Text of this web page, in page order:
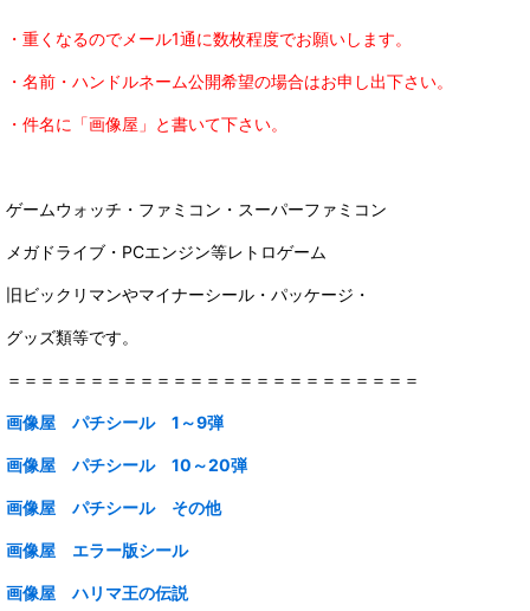
・重くなるのでメール1通に数枚程度でお願いします。
・名前・ハンドルネーム公開希望の場合はお申し出下さい。
・件名に 「画像屋」と書いて下さい。
ゲームウォッチ・ファミコン・スーパーファミコン
メガドライブ・PCエンジン等レトロゲーム
旧ビックリマンやマイナーシール・パッケージ・
グッズ類等です。
＝＝＝＝＝＝＝＝＝＝＝＝＝＝＝＝＝＝＝＝＝＝＝＝＝
画像屋 パチシール 1～9弾
画像屋 パチシール 10～20弾
画像屋 パチシール その他
画像屋 エラー版シール
画像屋ハリマ王の伝説